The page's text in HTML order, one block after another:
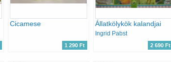
Cicamese
1 290 Ft
Állatkölykök kalandjai
Ingrid Pabst
2 690 Ft